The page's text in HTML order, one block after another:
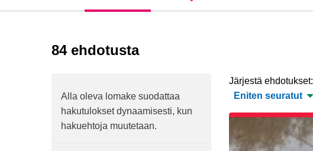
84 ehdotusta
Alla oleva lomake suodattaa
hakutulokset dynaamisesti, kun
hakuehtoja muutetaan.
Järjestä ehdotukset:
Eniten seuratut